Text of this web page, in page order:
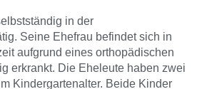
in der
Seine Ehefrau befindet sich in
aufgrund eines orthopädischen
erkrankt. Die Eheleute haben zwei
Kindergartenalter. Beide Kinder